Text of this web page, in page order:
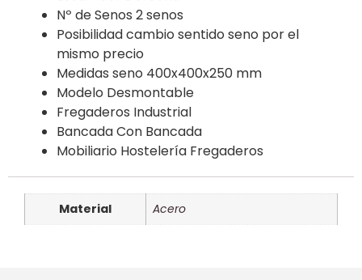
Nº de Senos 2 senos
Posibilidad cambio sentido seno por el
mismo precio
Medidas seno 400x400x250 mm
Modelo Desmontable
Fregaderos Industrial
Bancada Con Bancada
Mobiliario Hostelería Fregaderos
Material Acero